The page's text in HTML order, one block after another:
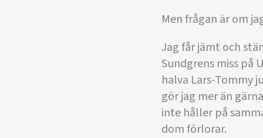
Men frågan är om
Jag får jämt och
Sundgrens miss på
halva Lars-Tommy
gör jag mer än
inte håller på
dom förlorar.